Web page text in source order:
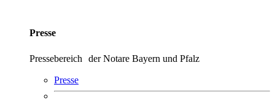
Presse
Pressebereich der Notare Bayern und Pfalz
Presse